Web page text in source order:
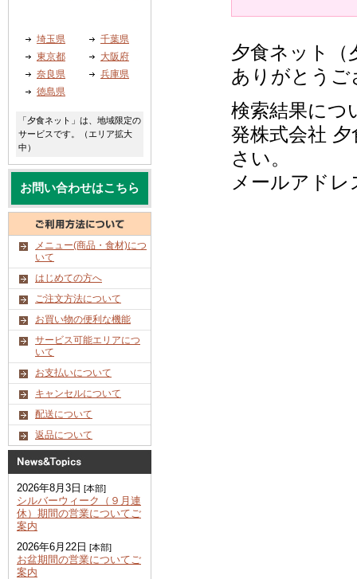
夕食ネット（
ありがとう
検索結果につ
発株式会社
さい。
メールアドレ
埼玉県
千葉県
東京都
大阪府
奈良県
兵庫県
徳島県
「夕食ネット」は、地域限定の
サービスです。（エリア拡大
中）
お問い合わせはこちら
メニュー(商品・食材)につ
いて
はじめての方へ
ご注文方法について
お買い物の便利な機能
サービス可能エリアにつ
いて
お支払いについて
キャンセルについて
配送について
返品について
2026年8月3日 [本部]
シルバーウィーク（９月連
休）期間の営業についてご
案内
2026年6月22日 [本部]
お盆期間の営業についてご
案内